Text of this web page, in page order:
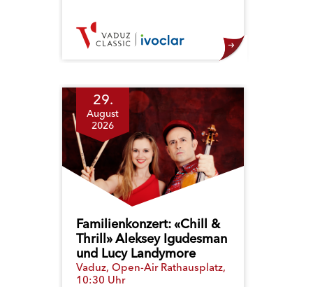
29.
August
2026
Familienkonzert: «Chill &
Thrill» Aleksey Igudesman
und Lucy Landymore
Vaduz, Open-Air Rathausplatz,
10:30 Uhr